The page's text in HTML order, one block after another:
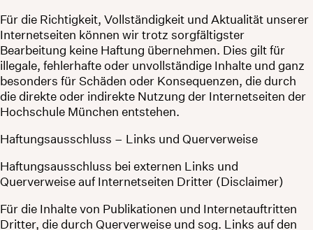
Für die Richtigkeit, Vollständigkeit und Aktualität unserer
Internetseiten können wir trotz sorgfältigster
Bearbeitung keine Haftung übernehmen. Dies gilt für
illegale, fehlerhafte oder unvollständige Inhalte und ganz
besonders für Schäden oder Konsequenzen, die durch
die direkte oder indirekte Nutzung der Internetseiten der
Hochschule München entstehen.
Haftungsausschluss – Links und Querverweise
Haftungsausschluss bei externen Links und
Querverweise auf Internetseiten Dritter (Disclaimer)
Für die Inhalte von Publikationen und Internetauftritten
Dritter, die durch Querverweise und sog. Links auf den